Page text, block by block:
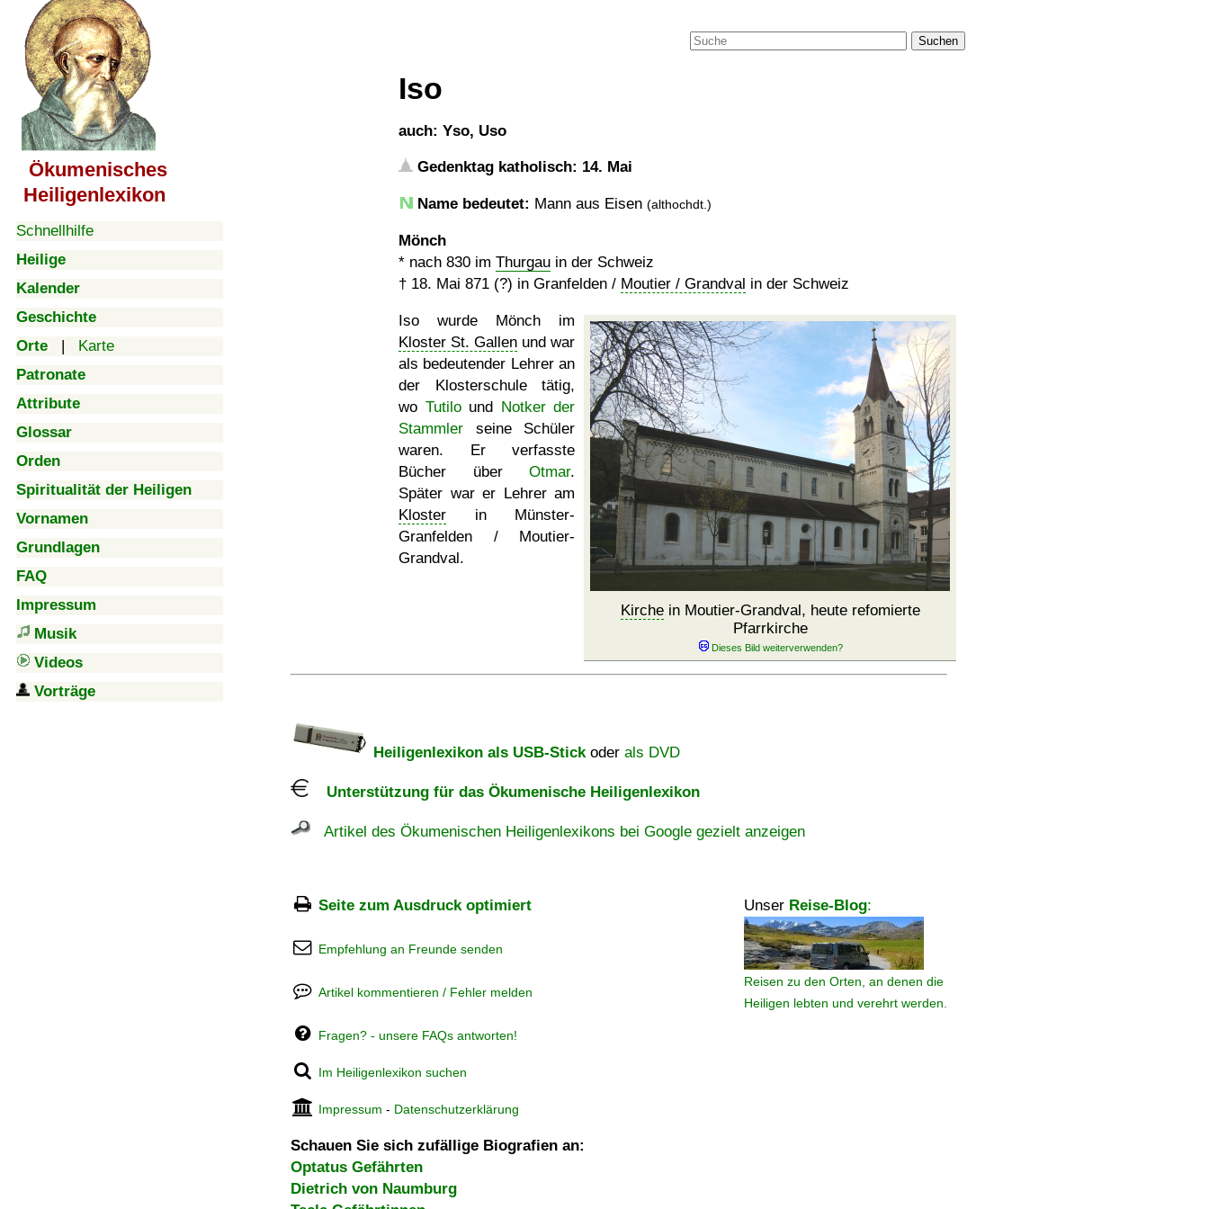
Ökumenisches
Heiligenlexikon
Schnellhilfe
Heilige
Kalender
Geschichte
Orte | Karte
Patronate
Attribute
Glossar
Orden
Spiritualität der Heiligen
Vornamen
Grundlagen
FAQ
Impressum
Musik
Videos
Vorträge
Suchen
Iso
auch: Yso, Uso
Gedenktag katholisch: 14. Mai
Name bedeutet: Mann aus Eisen (althochdt.)
Mönch
* nach 830 im Thurgau in der Schweiz
† 18. Mai 871 (?) in Granfelden / Moutier / Grandval in der Schweiz
Kirchein Moutier-Grandval, heute refomierte
Pfarrkirche
Iso wurde Mönch im
Kloster St. Gallen und war
als bedeutender Lehrer an
der Klosterschule tätig,
wo Tutilound Notker der
Stammler seine Schüler
waren. Er verfasste
Bücher über Otmar.
Später war er Lehrer am
Kloster in Münster-
Granfelden / Moutier-
Grandval.
Heiligenlexikon als USB-Stickoder als DVD
Unterstützung für das Ökumenische Heiligenlexikon
Artikel des Ökumenischen Heiligenlexikons bei Google gezielt anzeigen
Seite zum Ausdruck optimiert Unser Reise-Blog:
Reisen zu den Orten, an denen die
Heiligen lebten und verehrt werden.
Empfehlung an Freunde senden
Artikel kommentieren / Fehler melden
Fragen? - unsere FAQs antworten!
Im Heiligenlexikon suchen
Impressum - Datenschutzerklärung
Schauen Sie sich zufällige Biografien an:
Optatus Gefährten
Dietrich von Naumburg